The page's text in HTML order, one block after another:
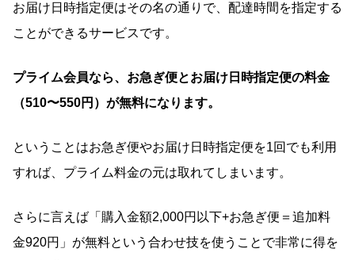
お届け日時指定便はその名の通りで、配達時間を指定する
ことができるサービスです。
プライム会員なら、お急ぎ便とお届け日時指定便の料金
（510〜550円）が無料になります。
ということはお急ぎ便やお届け日時指定便を1回でも利用
すれば、プライム料金の元は取れてしまいます。
さらに言えば「購入金額2,000円以下+お急ぎ便＝追加料
金920円」が無料という合わせ技を使うことで非常に得を